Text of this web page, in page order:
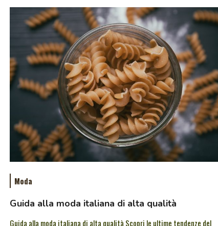
Moda
Guida alla moda italiana di alta qualità
Guida alla moda italiana di alta qualità Scopri le ultime tendenze del